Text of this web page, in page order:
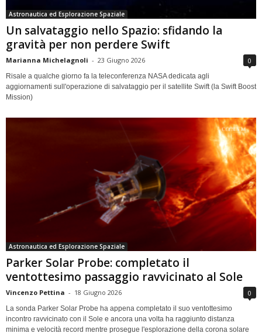
Astronautica ed Esplorazione Spaziale
Un salvataggio nello Spazio: sfidando la
gravità per non perdere Swift
Marianna Michelagnoli - 23 Giugno 2026 0
Risale a qualche giorno fa la teleconferenza NASA dedicata agli
aggiornamenti sull'operazione di salvataggio per il satellite Swift (la Swift Boost
Mission)
Astronautica ed Esplorazione Spaziale
Parker Solar Probe: completato il
ventottesimo passaggio ravvicinato al Sole
Vincenzo Pettina - 18 Giugno 2026 0
La sonda Parker Solar Probe ha appena completato il suo ventottesimo
incontro ravvicinato con il Sole e ancora una volta ha raggiunto distanza
minima e velocità record mentre prosegue l'esplorazione della corona solare